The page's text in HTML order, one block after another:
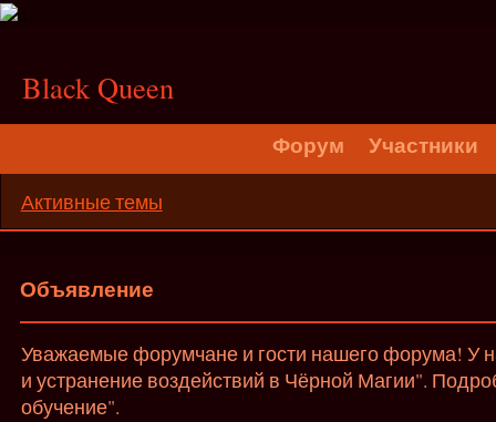
Black Queen
Форум Участники
Активные темы
Объявление
Уважаемые форумчане и гости нашего форума! У
и устранение воздействий в Чёрной Магии".
обучение".